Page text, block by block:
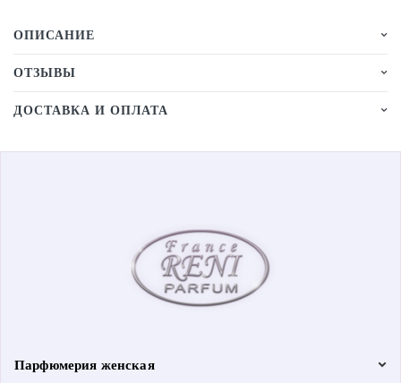
ОПИСАНИЕ
ОТЗЫВЫ
ДОСТАВКА И ОПЛАТА
Парфюмерия женская